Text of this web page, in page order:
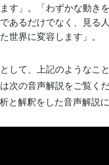
す」。「わずかな動き
あるだけでなく、見る
世界に変容します」。
して、上記のようなこ
次の音声解説をご覧くだ
と解釈をした音声解説